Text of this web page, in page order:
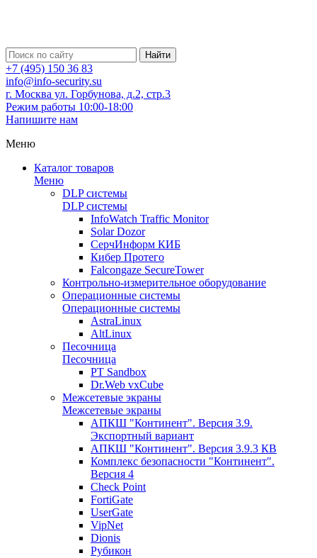
Найти
+7 (495) 150 36 83
info@info-security.su
г. Москва ул. Горбунова, д.2, стр.3
Режим работы 10:00-18:00
Напишите нам
Меню
Каталог товаров
Меню
DLP системы
DLP системы
InfoWatch Traffic Monitor
Solar Dozor
СерчИнформ КИБ
Кибер Протего
Falcongaze SecureTower
Контрольно-измерительное оборудование
Операционные системы
Операционные системы
AstraLinux
AltLinux
Песочница
Песочница
PT Sandbox
Dr.Web vxCube
Межсетевые экраны
Межсетевые экраны
АПКШ "Континент". Версия 3.9.
Экспортный вариант
АПКШ "Континент". Версия 3.9.3 КВ
Комплекс безопасности "Континент".
Версия 4
Check Point
FortiGate
UserGate
VipNet
Dionis
Рубикон